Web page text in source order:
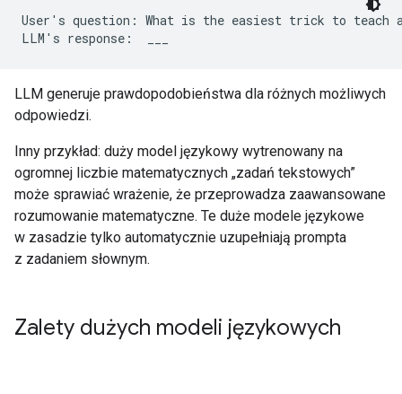
User's question: What is the easiest trick to teach
LLM generuje prawdopodobieństwa dla różnych możliwych
odpowiedzi.
Inny przykład: duży model językowy wytrenowany na
ogromnej liczbie matematycznych „zadań tekstowych”
może sprawiać wrażenie, że przeprowadza zaawansowane
rozumowanie matematyczne. Te duże modele językowe
w zasadzie tylko automatycznie uzupełniają prompta
z zadaniem słownym.
Zalety dużych modeli językowych